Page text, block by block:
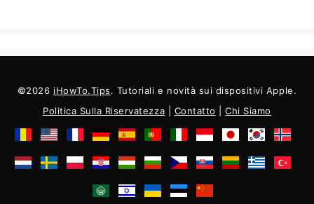
©2026 iHowTo.Tips. Tutoriali e novità sui dispositivi Apple.
Politica Sulla Riservatezza
Contatto |Chi Siamo